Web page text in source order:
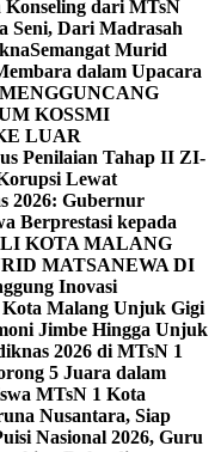
Konseling dari MTsN
Seni, Dari Madrasah
Semangat Murid
dalam Upacara
KOSSMI
LUAR
Penilaian Tahap II ZI-
Lewat
2026: Gubernur
Berprestasi kepada
KOTA MALANG
MATSANEWA DI
Inovasi
Malang Unjuk Gigi
Jimbe Hingga Unjuk
2026 di MTsN 1
5 Juara dalam
MTsN 1 Kota
Nusantara, Siap
Nasional 2026, Guru